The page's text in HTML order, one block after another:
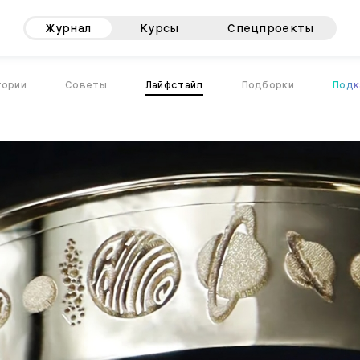
Журнал Курсы Спецпроекты
Советы Лайфстайл Подборки